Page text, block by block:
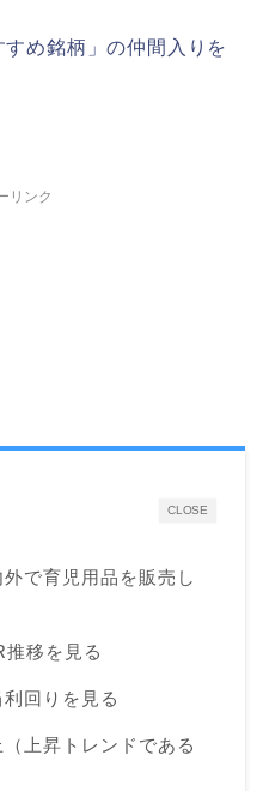
め銘柄」の仲間入りを
リンク
CLOSE
外で育児用品を販売し
推移を見る
利回りを見る
（上昇トレンドである